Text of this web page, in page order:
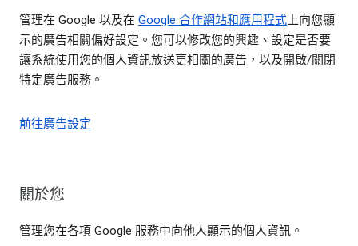
管理在 Google 以及在 Google 合作網站和應用程式上向您顯
示的廣告相關偏好設定。您可以修改您的興趣、設定是否要
讓系統使用您的個人資訊放送更相關的廣告，以及開啟/關閉
特定廣告服務。
前往廣告設定
關於您
管理您在各項 Google 服務中向他人顯示的個人資訊。